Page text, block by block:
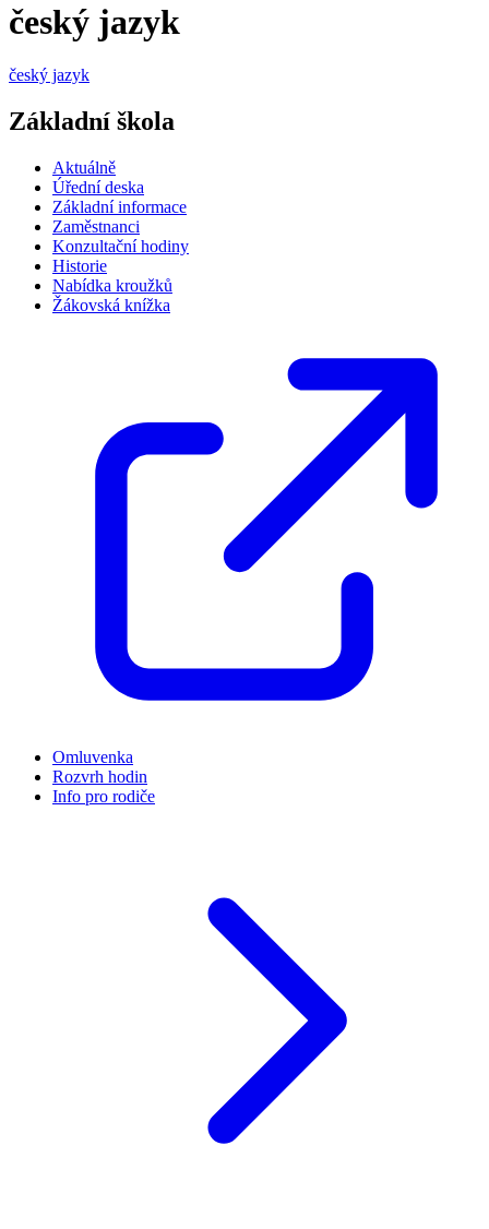
český jazyk
český jazyk
Základní škola
Aktuálně
Úřední deska
Základní informace
Zaměstnanci
Konzultační hodiny
Historie
Nabídka kroužků
Žákovská knížka
Omluvenka
Rozvrh hodin
Info pro rodiče